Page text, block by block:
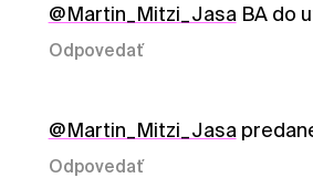
@Martin_Mitzi_Jasa BA do
Odpovedať
@Martin_Mitzi_Jasa
Odpovedať